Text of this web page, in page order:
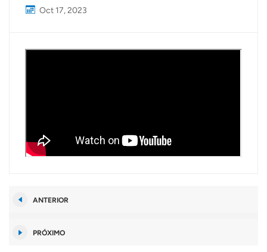
Oct 17, 2023
ANTERIOR
PRÓXIMO